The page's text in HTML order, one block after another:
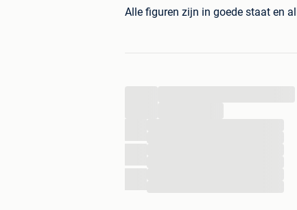
Alle figuren zijn in goede staat en